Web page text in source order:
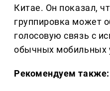
Китае. Он показал,
группировка может
голосовую связь с
обычных мобильных
Рекомендуем также: